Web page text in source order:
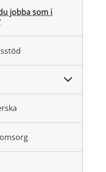
jobba som i